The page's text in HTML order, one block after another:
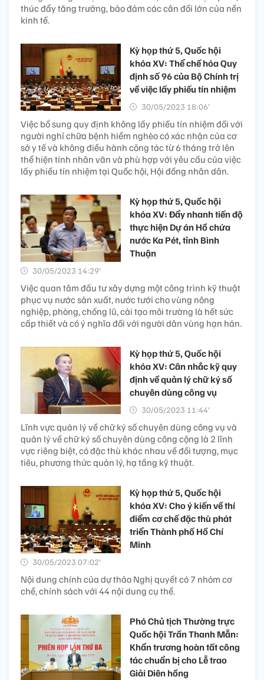
thúc đẩy tăng trưởng, bảo đảm các cân đối lớn của nền
kinh tế.
Kỳ họp thứ 5, Quốc hội
khóa XV: Thể chế hóa Quy
định số 96 của Bộ Chính trị
về việc lấy phiếu tín nhiệm
30/05/2023 18:06’
Việc bổ sung quy định không lấy phiếu tín nhiệm đối với
người nghỉ chữa bệnh hiểm nghèo có xác nhận của cơ
sở y tế và không điều hành công tác từ 6 tháng trở lên
thể hiện tính nhân văn và phù hợp với yêu cầu của việc
lấy phiếu tín nhiệm tại Quốc hội, Hội đồng nhân dân.
Kỳ họp thứ 5, Quốc hội
khóa XV: Đẩy nhanh tiến độ
thực hiện Dự án Hồ chứa
nước Ka Pét, tỉnh Bình
Thuận
30/05/2023 14:29’
Việc quan tâm đầu tư xây dựng một công trình kỹ thuật
phục vụ nước sản xuất, nước tưới cho vùng nông
nghiệp, phòng, chống lũ, cải tạo môi trường là hết sức
cấp thiết và có ý nghĩa đối với người dân vùng hạn hán.
Kỳ họp thứ 5, Quốc hội
khóa XV: Cân nhắc kỹ quy
định về quản lý chữ ký số
chuyên dùng công vụ
30/05/2023 11:44’
Lĩnh vực quản lý về chữ ký số chuyên dùng công vụ và
quản lý về chữ ký số chuyên dùng công cộng là 2 lĩnh
vực riêng biệt, có đặc thù khác nhau về đối tượng, mục
tiêu, phương thức quản lý, hạ tầng kỹ thuật.
Kỳ họp thứ 5, Quốc hội
khóa XV: Cho ý kiến về thí
điểm cơ chế đặc thù phát
triển Thành phố Hồ Chí
Minh
30/05/2023 07:02’
Nội dung chính của dự thảo Nghị quyết có 7 nhóm cơ
chế, chính sách với 44 nội dung cụ thể.
Phó Chủ tịch Thường trực
Quốc hội Trần Thanh Mẫn:
Khẩn trương hoàn tất công
tác chuẩn bị cho Lễ trao
Giải Diên hồng